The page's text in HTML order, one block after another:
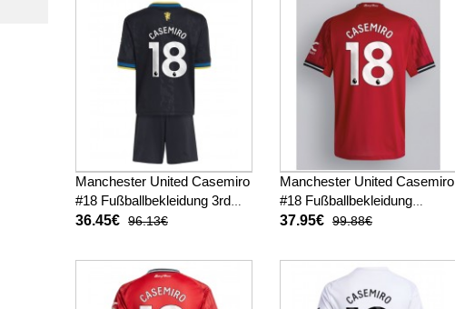
Manchester United Casemiro
#18 Fußballbekleidung 3rd
trikot Kinder 2025-26
36.45€ 96.13€
Manchester United Casemiro
#18 Fußballbekleidung
Heimtrikot 2025-26 Kurzarm
37.95€ 99.88€